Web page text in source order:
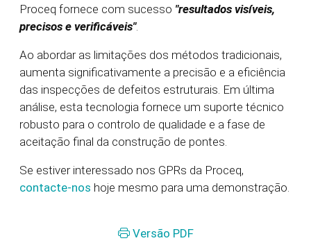
Proceq fornece com sucesso "resultados visíveis,
precisos e verificáveis".
Ao abordar as limitações dos métodos tradicionais,
aumenta significativamente a precisão e a eficiência
das inspecções de defeitos estruturais. Em última
análise, esta tecnologia fornece um suporte técnico
robusto para o controlo de qualidade e a fase de
aceitação final da construção de pontes.
Se estiver interessado nos GPRs da Proceq,
contacte-nos hoje mesmo para uma demonstração.
Versão PDF